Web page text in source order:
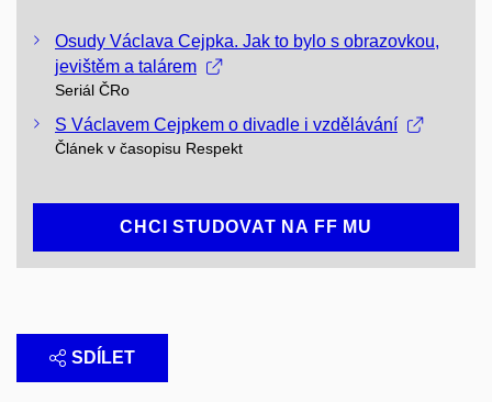
Osudy Václava Cejpka. Jak to bylo s obrazovkou,
jevištěm a talárem
Seriál ČRo
S Václavem Cejpkem o divadle i vzdělávání
Článek v časopisu Respekt
CHCI STUDOVAT NA FF MU
SDÍLET